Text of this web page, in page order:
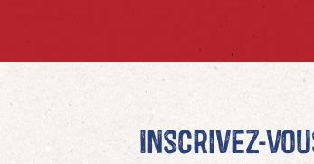
Inscrivez-